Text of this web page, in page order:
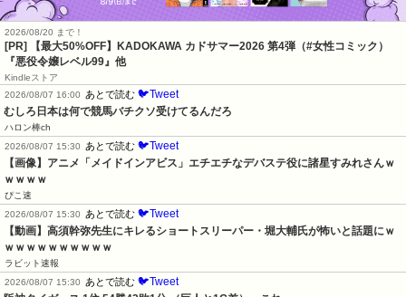
2026/08/20 まで！
[PR]
【最大50%OFF】KADOKAWA カドサマー2026 第4弾（#女性コミック）
『悪役令嬢レベル99』他
Kindleストア
2026/08/07 16:00
あとで読む 🐦Tweet
むしろ日本は何で競馬バチクソ受けてるんだろ
ハロン棒ch
2026/08/07 15:30
あとで読む 🐦Tweet
【画像】アニメ「メイドインアビス」エチエチなデバステ役に諸星すみれさんｗ
ｗｗｗｗ
ぴこ速
2026/08/07 15:30
あとで読む 🐦Tweet
【動画】高須幹弥先生にキレるショートスリーパー・堀大輔氏が怖いと話題にｗ
ｗｗｗｗｗｗｗｗｗｗ
ラビット速報
2026/08/07 15:30
あとで読む 🐦Tweet